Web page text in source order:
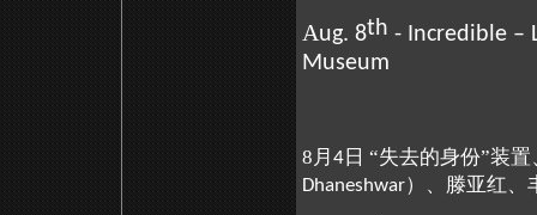
Aug. 8th - Incredible –
Museum
8月 4 日 “失去的身份”装
Dhaneshwar）、滕亚红、